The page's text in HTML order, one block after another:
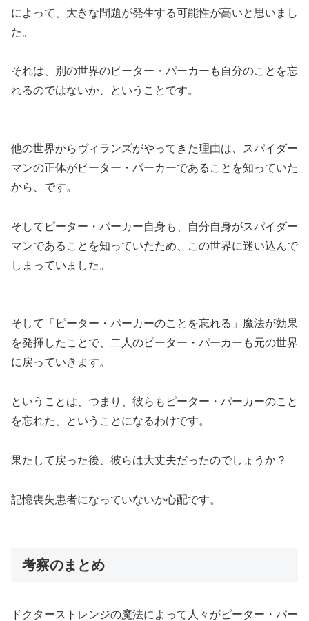
によって、大きな問題が発生する可能性が高いと思いまし
た。
それは、別の世界のピーター・パーカーも自分のことを忘
れるのではないか、ということです。
他の世界からヴィランズがやってきた理由は、スパイダー
マンの正体がピーター・パーカーであることを知っていた
から、です。
そしてピーター・パーカー自身も、自分自身がスパイダー
マンであることを知っていたため、この世界に迷い込んで
しまっていました。
そして「ピーター・パーカーのことを忘れる」魔法が効果
を発揮したことで、二人のピーター・パーカーも元の世界
に戻っていきます。
ということは、つまり、彼らもピーター・パーカーのこと
を忘れた、ということになるわけです。
果たして戻った後、彼らは大丈夫だったのでしょうか？
記憶喪失患者になっていないか心配です。
考察のまとめ
ドクターストレンジの魔法によって人々がピーター・パー